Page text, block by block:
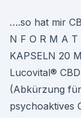
….so hat mir
N F O R M A
KAPSELN 20
Lucovital®
(Abkürzung
psychoaktives